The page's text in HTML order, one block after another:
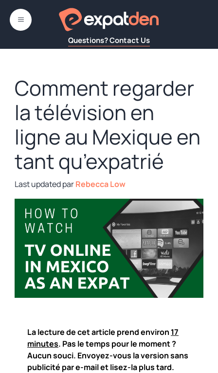
contenu
Questions? Contact Us
MENU
Comment regarder
la télévision en
ligne au Mexique en
tant qu’expatrié
parRebecca Low
La lecture de cet article prend environ 17
minutes. Pas le temps pour le moment ?
Aucun souci. Envoyez-vous la version sans
publicité par e-mail et lisez-la plus tard.